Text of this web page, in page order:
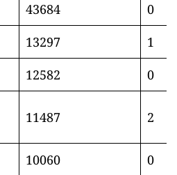
43684
0
13297
1
12582 0
11487 2
10060
0